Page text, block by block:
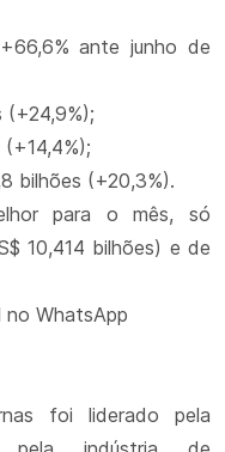
ante junho de
bilhões (+20,3%).
para o mês, só
10,414 bilhões) e de
no WhatsApp
foi liderado pela